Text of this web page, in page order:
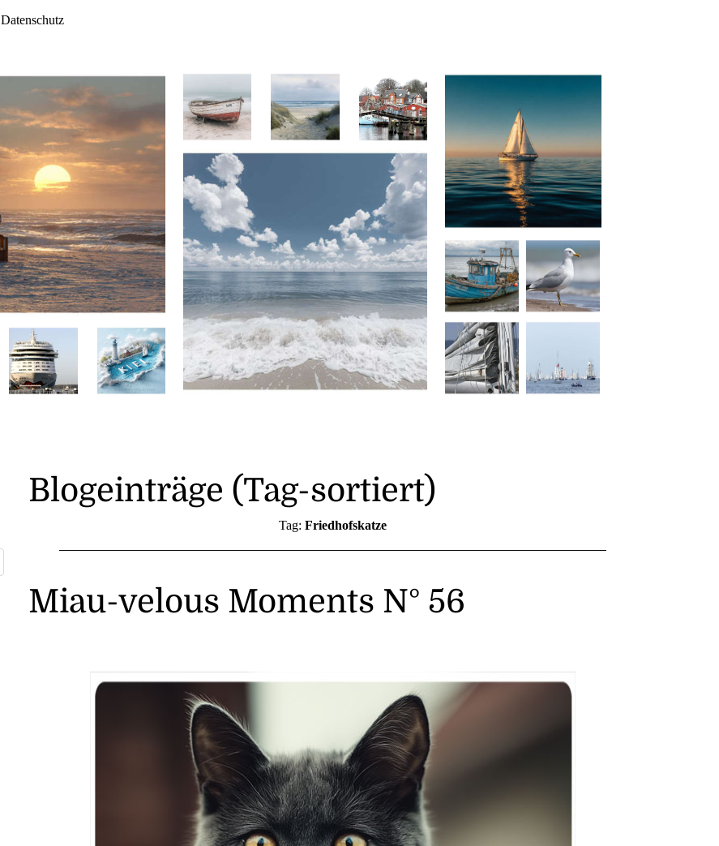
Datenschutz
Blogeinträge (Tag-sortiert)
Tag: Friedhofskatze
Miau-velous Moments N° 56